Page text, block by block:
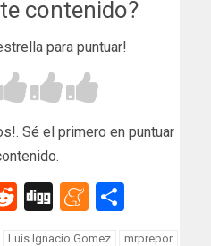
contenido?
para puntuar!
Sé el primero en puntuar
Reddit
Digg
Luis Ignacio Gomez
mrprepor